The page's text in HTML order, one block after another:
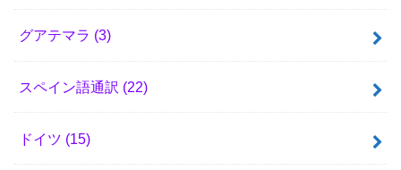
グアテマラ (3)
スペイン語通訳 (22)
ドイツ (15)